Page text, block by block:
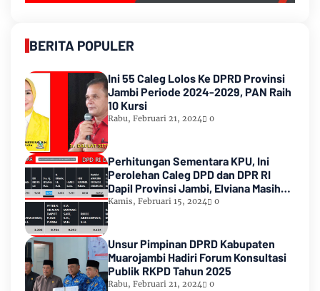
BERITA POPULER
Ini 55 Caleg Lolos Ke DPRD Provinsi
Jambi Periode 2024-2029, PAN Raih
10 Kursi
Rabu, Februari 21, 2024 0
Perhitungan Sementara KPU, Ini
Perolehan Caleg DPD dan DPR RI
Dapil Provinsi Jambi, Elviana Masih
Urutan Kedua Teratas
Kamis, Februari 15, 2024 0
Unsur Pimpinan DPRD Kabupaten
Muarojambi Hadiri Forum Konsultasi
Publik RKPD Tahun 2025
Rabu, Februari 21, 2024 0